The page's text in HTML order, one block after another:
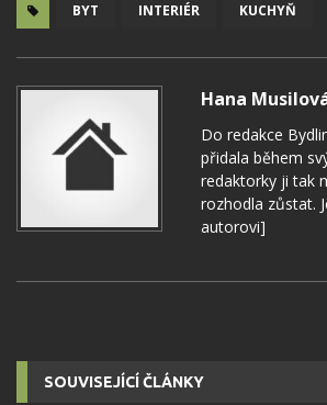
BYT INTERIÉR KUCHYŇ
Hana
Do redakce
přidala během
redaktorky ji tak
rozhodla zůstat.
autorovi]
SOUVISEJÍCÍ ČLÁNKY